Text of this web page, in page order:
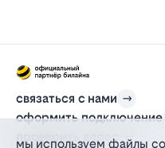
связаться с нами
оформить подключение
проверить адрес
мы используем файлы